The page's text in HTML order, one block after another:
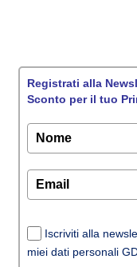
Registrati alla
Sconto per il tuo
Iscriviti alla
miei